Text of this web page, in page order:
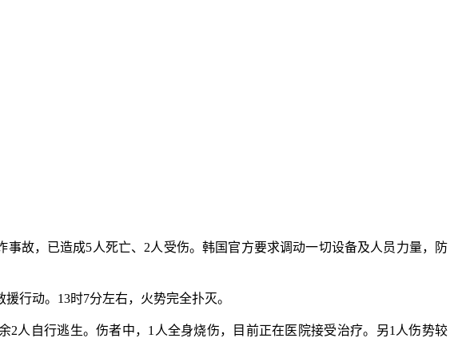
故，已造成5人死亡、2人受伤。韩国官方要求调动一切设备及人员力量，防
行动。13时7分左右，火势完全扑灭。
自行逃生。伤者中，1人全身烧伤，目前正在医院接受治疗。另1人伤势较